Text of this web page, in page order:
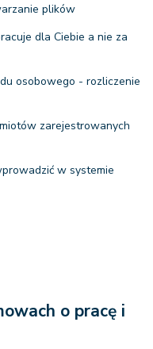
plików
dla Ciebie a nie za
osobowego - rozliczenie
zarejestrowanych
w systemie
o pracę i